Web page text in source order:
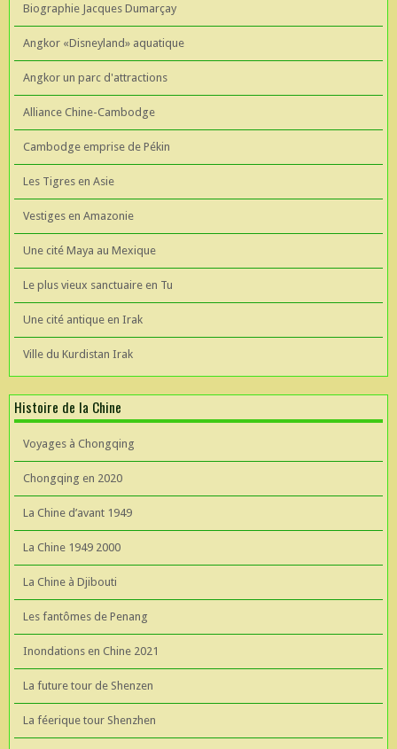
Biographie Jacques Dumarçay
Angkor «Disneyland» aquatique
Angkor un parc d'attractions
Alliance Chine-Cambodge
Cambodge emprise de Pékin
Les Tigres en Asie
Vestiges en Amazonie
Une cité Maya au Mexique
Le plus vieux sanctuaire en Tu
Une cité antique en Irak
Ville du Kurdistan Irak
Histoire de la Chine
Voyages à Chongqing
Chongqing en 2020
La Chine d’avant 1949
La Chine 1949 2000
La Chine à Djibouti
Les fantômes de Penang
Inondations en Chine 2021
La future tour de Shenzen
La féerique tour Shenzhen